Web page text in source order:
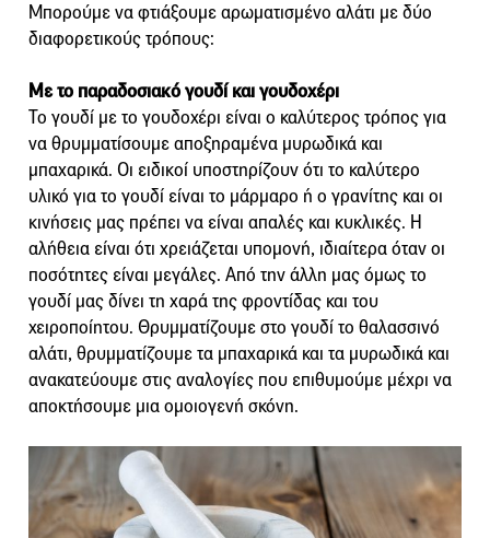
Μπορούμε να φτιάξουμε αρωματισμένο αλάτι με δύο
διαφορετικούς τρόπους:
Με το παραδοσιακό γουδί και γουδοχέρι
Το γουδί με το γουδοχέρι είναι ο καλύτερος τρόπος για
να θρυμματίσουμε αποξηραμένα μυρωδικά και
μπαχαρικά. Οι ειδικοί υποστηρίζουν ότι το καλύτερο
υλικό για το γουδί είναι το μάρμαρο ή ο γρανίτης και οι
κινήσεις μας πρέπει να είναι απαλές και κυκλικές. Η
αλήθεια είναι ότι χρειάζεται υπομονή, ιδιαίτερα όταν οι
ποσότητες είναι μεγάλες. Από την άλλη μας όμως το
γουδί μας δίνει τη χαρά της φροντίδας και του
χειροποίητου. Θρυμματίζουμε στο γουδί το θαλασσινό
αλάτι, θρυμματίζουμε τα μπαχαρικά και τα μυρωδικά και
ανακατεύουμε στις αναλογίες που επιθυμούμε μέχρι να
αποκτήσουμε μια ομοιογενή σκόνη.